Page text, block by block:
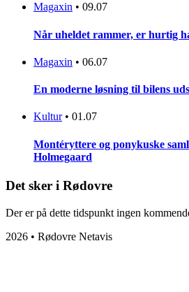
Magaxin • 09.07
Når uheldet rammer, er hurtig
Magaxin • 06.07
En moderne løsning til bilens
Kultur • 01.07
Montéryttere og ponykuske
Holmegaard
Det sker i Rødovre
Der er på dette tidspunkt ingen
2026 • Rødovre Netavis